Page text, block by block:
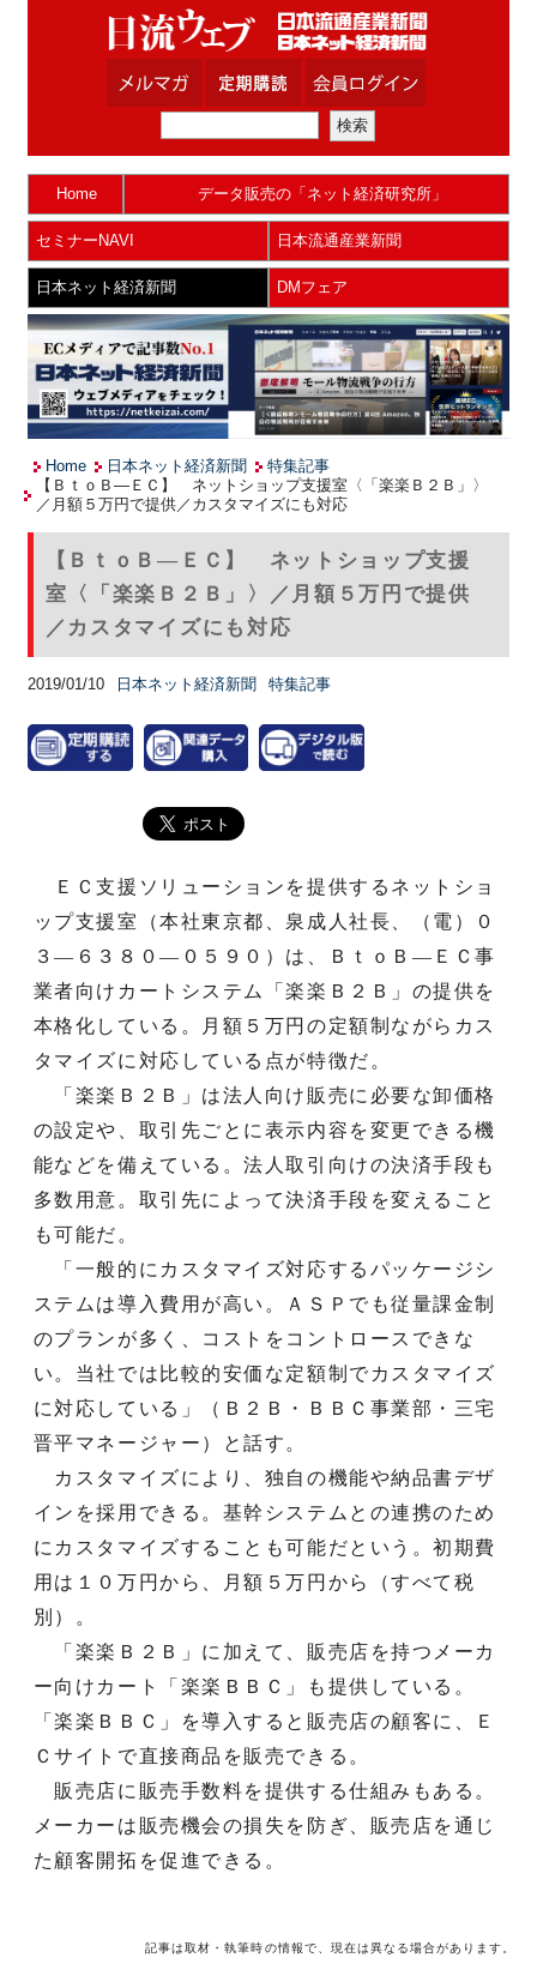
Home データ販売の「ネット経済研究所」
セミナーNAVI 日本流通産業新聞
日本ネット経済新聞 DMフェア
Home 日本ネット経済新聞
特集記事
【ＢｔｏＢ—ＥＣ】 ネットショップ支援室〈「楽楽Ｂ２Ｂ」〉
／月額５万円で提供／カスタマイズにも対応
【ＢｔｏＢ—ＥＣ】 ネットショップ支援
室〈「楽楽Ｂ２Ｂ」〉／月額５万円で提供
／カスタマイズにも対応
2019/01/10 日本ネット経済新聞 特集記事
ＥＣ支援ソリューションを提供するネットショ
ップ支援室（本社東京都、泉成人社長、（電）０
３—６３８０—０５９０）は、ＢｔｏＢ—ＥＣ事
業者向けカートシステム「楽楽Ｂ２Ｂ」の提供を
本格化している。月額５万円の定額制ながらカス
タマイズに対応している点が特徴だ。
「楽楽Ｂ２Ｂ」は法人向け販売に必要な卸価格
の設定や、取引先ごとに表示内容を変更できる機
能などを備えている。法人取引向けの決済手段も
多数用意。取引先によって決済手段を変えること
も可能だ。
「一般的にカスタマイズ対応するパッケージシ
ステムは導入費用が高い。ＡＳＰでも従量課金制
のプランが多く、コストをコントロースできな
い。当社では比較的安価な定額制でカスタマイズ
に対応している」（Ｂ２Ｂ・ＢＢＣ事業部・三宅
晋平マネージャー）と話す。
カスタマイズにより、独自の機能や納品書デザ
インを採用できる。基幹システムとの連携のため
にカスタマイズすることも可能だという。初期費
用は１０万円から、月額５万円から（すべて税
別）。
「楽楽Ｂ２Ｂ」に加えて、販売店を持つメーカ
ー向けカート「楽楽ＢＢＣ」も提供している。
「楽楽ＢＢＣ」を導入すると販売店の顧客に、Ｅ
Ｃサイトで直接商品を販売できる。
販売店に販売手数料を提供する仕組みもある。
メーカーは販売機会の損失を防ぎ、販売店を通じ
た顧客開拓を促進できる。
記事は取材・執筆時の情報で、現在は異なる場合があります。